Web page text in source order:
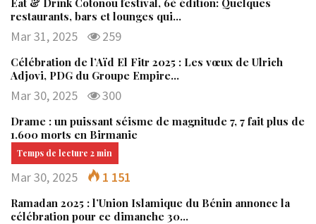
restaurants, bars et lounges qui…
Mar 31, 2025 259
Célébration de l’Aïd El Fitr 2025 : Les vœux de Ulrich
Adjovi, PDG du Groupe Empire…
Mar 30, 2025 300
Drame : un puissant séisme de magnitude 7, 7 fait plus de
1.600 morts en Birmanie
Mar 30, 2025 1 151
Ramadan 2025 : l’Union Islamique du Bénin annonce la
célébration pour ce dimanche 30…